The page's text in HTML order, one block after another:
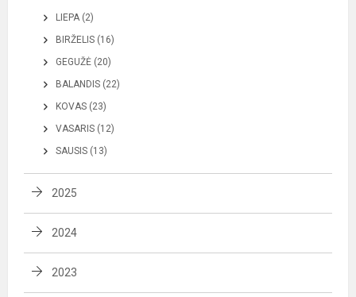
LIEPA (2)
BIRŽELIS (16)
GEGUŽĖ (20)
BALANDIS (22)
KOVAS (23)
VASARIS (12)
SAUSIS (13)
2025
2024
2023